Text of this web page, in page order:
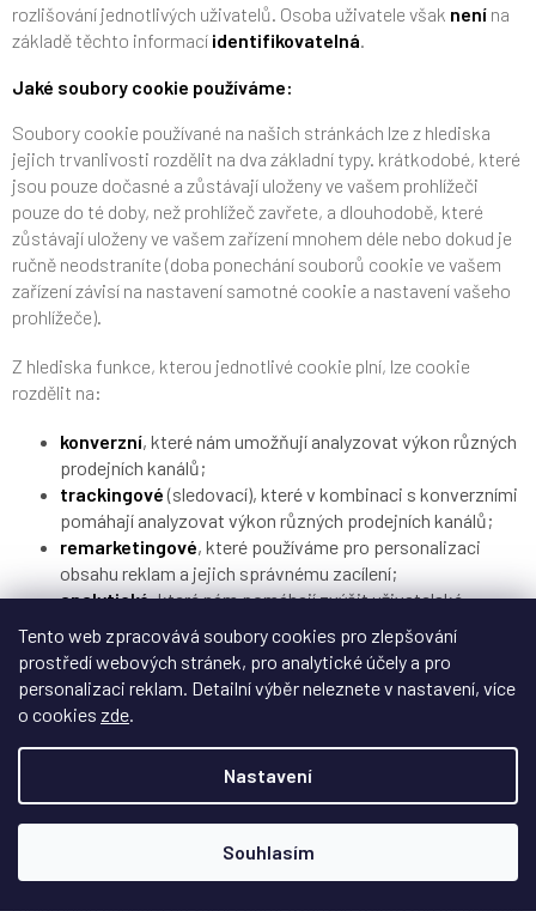
Tento web zpracovává soubory cookies pro zlepšování
prostředí webových stránek, pro analytické účely a pro
personalizaci reklam. Detailní výběr neleznete v nastavení, více
o cookies zde
Nastavení
Souhlasím
rozlišování jednotlivých uživatelů. Osoba uživatele však není na
základě těchto informací identifikovatelná.
Jaké soubory cookie používáme:
Soubory cookie používané na našich stránkách lze z hlediska
jejich trvanlivosti rozdělit na dva základní typy. krátkodobé, které
jsou pouze dočasné a zůstávají uloženy ve vašem prohlížeči
pouze do té doby, než prohlížeč zavřete, a dlouhodobě, které
zůstávají uloženy ve vašem zařízení mnohem déle nebo dokud je
ručně neodstraníte (doba ponechání souborů cookie ve vašem
zařízení závisí na nastavení samotné cookie a nastavení vašeho
prohlížeče).
Z hlediska funkce, kterou jednotlivé cookie plní, lze cookie
rozdělit na:
konverzní, které nám umožňují analyzovat výkon různých
prodejních kanálů;
trackingové(sledovací), které v kombinaci s konverzními
pomáhají analyzovat výkon různých prodejních kanálů;
remarketingové, které používáme pro personalizaci
obsahu reklam a jejich správnému zacílení;
analytické, které nám pomáhají zvýšit uživatelské
pohodlí našeho webu tím, že pochopíme, jak jej uživatelé
používají;
esenciální, které jsou důležité pro základní funkčnost
webu.
Některé soubory cookie mohou shromažďovat informace, které
jsou následně využity třetími stranami a které např. přímo
podporují naše reklamní aktivity (tzv. „cookie třetích stran“).
Například informace o produktech kupovaných návštěvníky na
našich stránkách mohou být zobrazeny reklamní agenturou,
abychom mohli lépe uzpůsobit zobrazení internetových
reklamních bannerů na vámi zobrazovaných webových stránkách.